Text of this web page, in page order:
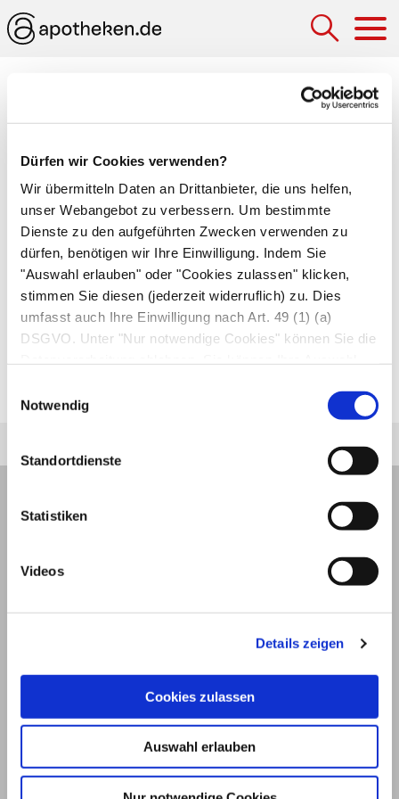
Dürfen wir Cookies verwenden?
Wir übermitteln Daten an Drittanbieter, die uns helfen,
unser Webangebot zu verbessern. Um bestimmte
Dienste zu den aufgeführten Zwecken verwenden zu
dürfen, benötigen wir Ihre Einwilligung. Indem Sie
"Auswahl erlauben" oder "Cookies zulassen" klicken,
stimmen Sie diesen (jederzeit widerruflich) zu. Dies
umfasst auch Ihre Einwilligung nach Art. 49 (1) (a)
DSGVO. Unter "Nur notwendige Cookies" können Sie die
Notwendig
Standortdienste
Statistiken
Videos
Details zeigen
Cookies zulassen
Auswahl erlauben
sich die Muskeln zusammenziehen können. Bei
der Muskelkontraktionschieben sich die in
Schichten abwechselnd angeordneten Myosin-
und Aktinfäden ineinander und verbinden sich
miteinander, sodass sich der Muskel kraftvoll
verkürzt. Anschließend lösen sie sich wieder und
der Muskel kehrt in seine Ursprungslänge
zurück.
zuletzt geändert am
© 2026
Impressum und Nutzungsbedingungen